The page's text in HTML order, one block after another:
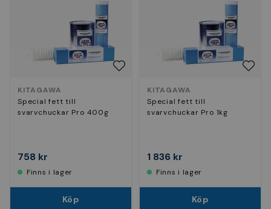
KITAGAWA
Special fett till
svarvchuckar Pro 400g
758 kr
Finns i lager
Köp
KITAGAWA
Special fett till
svarvchuckar Pro 1kg
1 836 kr
Finns i lager
Köp